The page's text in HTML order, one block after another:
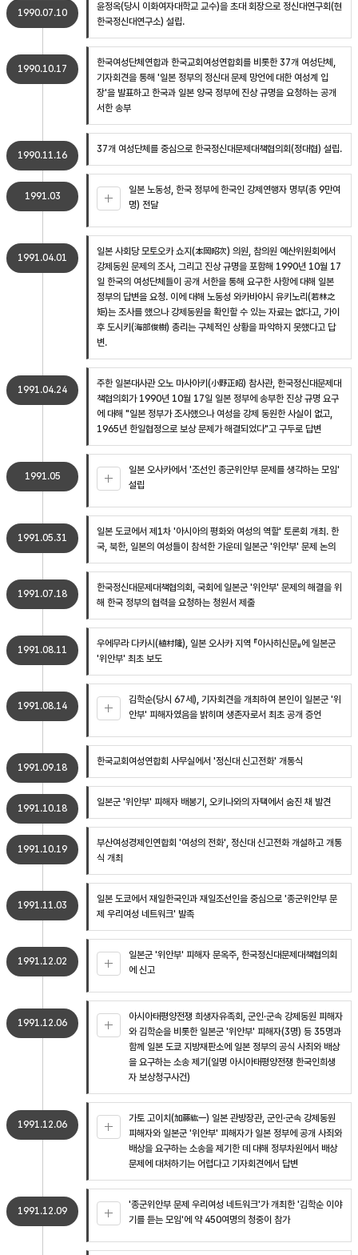
1990.07.10
윤정옥(당시 이화여자대학교 교수)을 초대 회장으로 정신대연구회(현
한국정신대연구소) 설립.
1990.10.17
한국여성단체연합과 한국교회여성연합회를 비롯한 37개 여성단체,
기자회견을 통해 '일본 정부의 정신대 문제 망언에 대한 여성계 입
장'을 발표하고 한국과 일본 양국 정부에 진상 규명을 요청하는 공개
서한 송부
1990.11.16
37개 여성단체를 중심으로 한국정신대문제대책협의회(정대협) 설립.
1991.03
일본 노동성, 한국 정부에 한국인 강제연행자 명부(총 9만여
명) 전달
1991.04.01
일본 사회당 모토오카 쇼지(本岡昭次) 의원, 참의원 예산위원회에서
강제동원 문제의 조사, 그리고 진상 규명을 포함해 1990년 10월 17
일 한국의 여성단체들이 공개 서한을 통해 요구한 사항에 대해 일본
정부의 답변을 요청. 이에 대해 노동성 와카바야시 유키노리(若林之
矩)는 조사를 했으나 강제동원을 확인할 수 있는 자료는 없다고, 가이
후 도시키(海部俊樹) 총리는 구체적인 상황을 파악하지 못했다고 답
변.
1991.04.24
주한 일본대사관 오노 마사아키(小野正昭) 참사관, 한국정신대문제대
책협의회가 1990년 10월 17일 일본 정부에 송부한 진상 규명 요구
에 대해 "일본 정부가 조사했으나 여성을 강제 동원한 사실이 없고,
1965년 한일협정으로 보상 문제가 해결되었다"고 구두로 답변
1991.05
일본 오사카에서 '조선인 종군위안부 문제를 생각하는 모임'
설립
1991.05.31
일본 도쿄에서 제1차 '아시아의 평화와 여성의 역할' 토론회 개최. 한
국, 북한, 일본의 여성들이 참석한 가운데 일본군 '위안부' 문제 논의
1991.07.18
한국정신대문제대책협의회, 국회에 일본군 '위안부' 문제의 해결을 위
해 한국 정부의 협력을 요청하는 청원서 제출
1991.08.11
우에무라 다카시(植村隆), 일본 오사카 지역 『아사히신문』에 일본군
'위안부' 최초 보도
1991.08.14
김학순(당시 67세), 기자회견을 개최하여 본인이 일본군 '위
안부' 피해자였음을 밝히며 생존자로서 최초 공개 증언
1991.09.18
한국교회여성연합회 사무실에서 '정신대 신고전화' 개통식
1991.10.18
일본군 '위안부' 피해자 배봉기, 오키나와의 자택에서 숨진 채 발견
1991.10.19
부산여성경제인연합회 '여성의 전화', 정신대 신고전화 개설하고 개통
식 개최
1991.11.03
일본 도쿄에서 재일한국인과 재일조선인을 중심으로 '종군위안부 문
제 우리여성 네트워크' 발족
1991.12.02
일본군 '위안부' 피해자 문옥주, 한국정신대문제대책협의회
에 신고
1991.12.06
아시아태평양전쟁 희생자유족회, 군인·군속 강제동원 피해자
와 김학순을 비롯한 일본군 '위안부' 피해자(3명) 등 35명과
함께 일본 도쿄 지방재판소에 일본 정부의 공식 사죄와 배상
을 요구하는 소송 제기(일명 아시아태평양전쟁 한국인희생
자 보상청구사건)
1991.12.06
가토 고이치(加藤紘一) 일본 관방장관, 군인·군속 강제동원
피해자와 일본군 '위안부' 피해자가 일본 정부에 공개 사죄와
배상을 요구하는 소송을 제기한 데 대해 정부차원에서 배상
문제에 대처하기는 어렵다고 기자회견에서 답변
1991.12.09
'종군위안부 문제 우리여성 네트워크'가 개최한 '김학순 이야
기를 듣는 모임'에 약 450여명의 청중이 참가